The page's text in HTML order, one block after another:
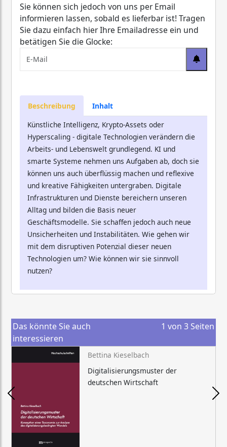
Sie können sich jedoch von uns per Email
informieren lassen, sobald es lieferbar ist! Tragen
Sie dazu einfach hier Ihre Emailadresse ein und
betätigen Sie die Glocke:
Beschreibung
Inhalt
Künstliche Intelligenz, Krypto-Assets oder
Hyperscaling - digitale Technologien verändern die
Arbeits- und Lebenswelt grundlegend. KI und
smarte Systeme nehmen uns Aufgaben ab, doch sie
können uns auch überflüssig machen und reflexive
und kreative Fähigkeiten untergraben. Digitale
Infrastrukturen und Dienste bereichern unseren
Alltag und bilden die Basis neuer
Geschäftsmodelle. Sie schaffen jedoch auch neue
Unsicherheiten und Instabilitäten. Wie gehen wir
mit dem disruptiven Potenzial dieser neuen
Technologien um? Wie können wir sie sinnvoll
nutzen?
Das könnte Sie auch
interessieren
1 von 3 Seiten
Bettina Kieselbach
Digitalisierungsmuster der
deutschen Wirtschaft